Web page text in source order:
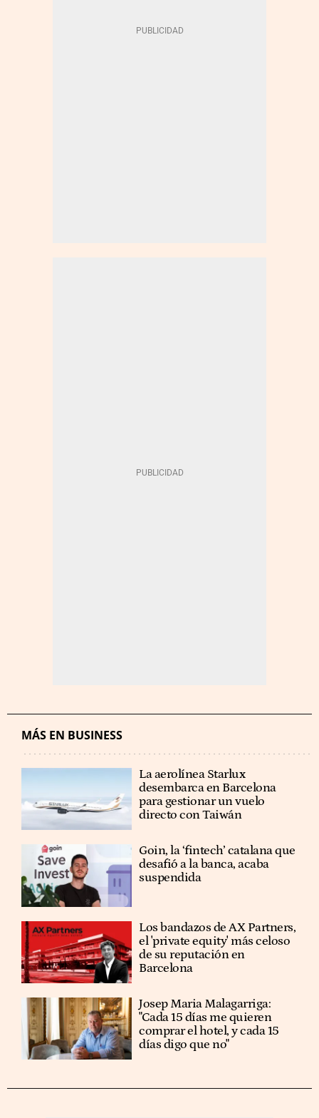
MÁS EN BUSINESS
La aerolínea Starlux
desembarca en Barcelona
para gestionar un vuelo
directo con Taiwán
Goin, la ‘fintech’ catalana que
desafió a la banca, acaba
suspendida
Los bandazos de AX Partners,
el 'private equity' más celoso
de su reputación en
Barcelona
​​Josep Maria Malagarriga:
"Cada 15 días me quieren
comprar el hotel, y cada 15
días digo que no"